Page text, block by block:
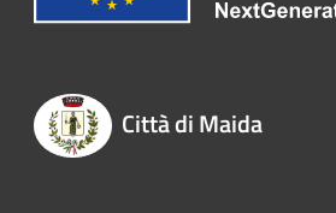
Città di Maida